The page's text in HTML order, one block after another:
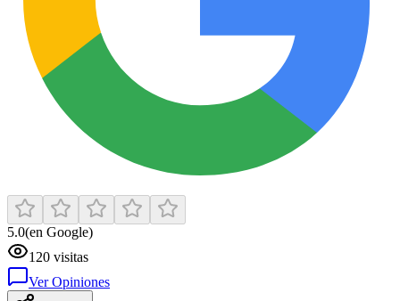
5.0(en Google)
120 visitas
Ver Opiniones